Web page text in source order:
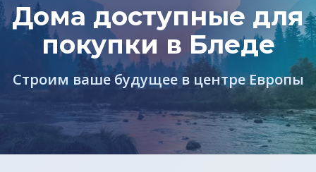
Недвижимость
Все объекты
Недвижимость в Словении
Дома доступные для
покупки в Бледе
Строим ваше будущее в центре Европы